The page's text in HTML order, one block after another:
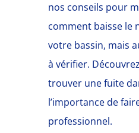
nos conseils pour
comment baisse le
votre bassin, mais
à vérifier.
trouver une fuite
l’importance de
professionnel.